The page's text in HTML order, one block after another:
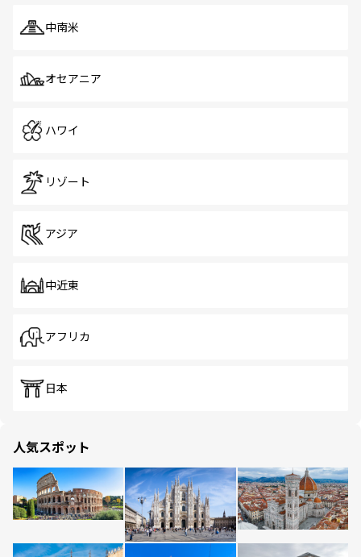
中南米
オセアニア
ハワイ
リゾート
アジア
中近東
アフリカ
日本
人気スポット